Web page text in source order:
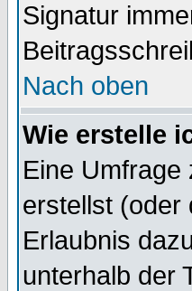
Signatur
Nach oben
Wie erstelle
Eine Umfrage
erstellst (oder
Erlaubnis
unterhalb der